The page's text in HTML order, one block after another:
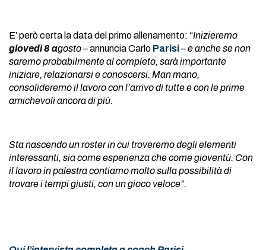
E’ però certa la data del primo allenamento: “Inizieremo
giovedì 8 agosto– annuncia Carlo Parisi–e anche se non
saremo probabilmente al completo, sarà importante
iniziare, relazionarsi e conoscersi. Man mano,
consolideremo il lavoro con l’arrivo di tutte e con le prime
amichevoli ancora di più.
Sta nascendo un roster in cui troveremo degli elementi
interessanti, sia come esperienza che come gioventù. Con
il lavoro in palestra contiamo molto sulla possibilità di
trovare i tempi giusti, con un gioco veloce”.